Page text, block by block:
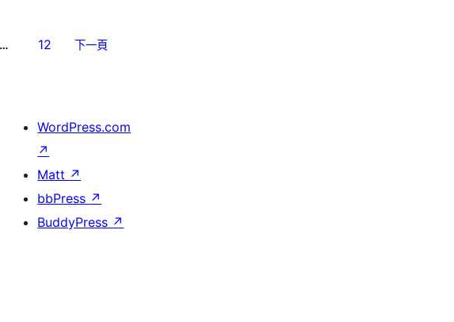
… 12 下一頁
WordPress.com
↗
Matt ↗
bbPress ↗
BuddyPress ↗